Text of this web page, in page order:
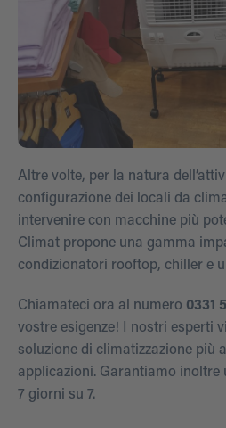
Altre volte, per la natura
configurazione dei locali da
intervenire con macchine più
Climat propone una gamma
condizionatori rooftop, chiller e
Chiamateci ora al numero 0331
vostre esigenze! I nostri esperti
soluzione di climatizzazione più
applicazioni. Garantiamo inoltre
7 giorni su 7.